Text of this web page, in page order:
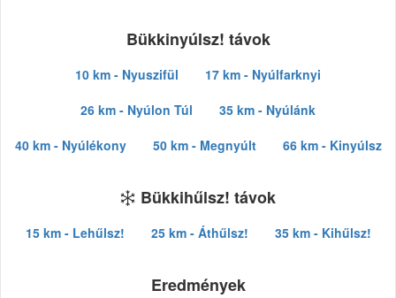
Bükkinyúlsz! távok
10 km - Nyuszifül
17 km - Nyúlfarknyi
26 km - Nyúlon Túl
35 km - Nyúlánk
40 km - Nyúlékony
50 km - Megnyúlt 66 km - Kinyúlsz
Bükkihűlsz! távok
15 km - Lehűlsz! 25 km - Áthűlsz! 35 km - Kihűlsz!
Eredmények